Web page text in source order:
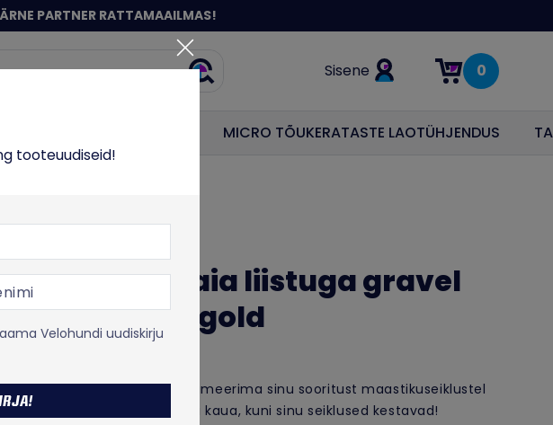
PARTNER RATTAMAAILMAS!
Otsi Sisene 0
Items in cart: 0
MICRO TÕUKERATASTE LAOTÜHJENDUS
MX239-X laia liistuga gravel
– black/gold
Gravel king on loodud maksimeerima sinu sooritust maastikuseiklustel
oludes võidu sõites – nii kaua, kuni sinu seiklused kestavad!
tooteuudiseid!
Velohundi uudiskirju